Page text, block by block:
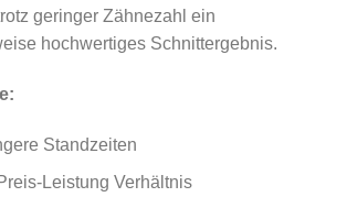
geringer Zähnezahl ein
hochwertiges Schnittergebnis.
Standzeiten
Leistung Verhältnis